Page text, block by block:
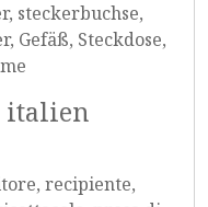
steckerbuchse,
Gefäß, Steckdose,
italien
recipiente,